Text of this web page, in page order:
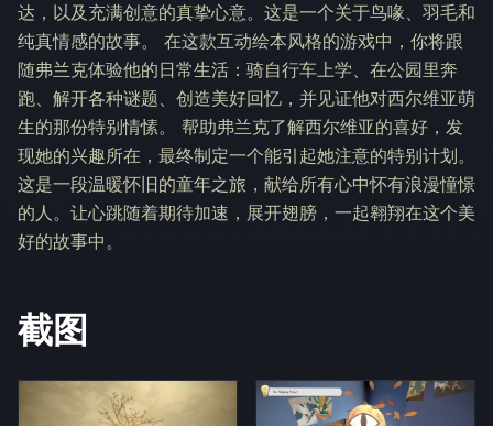
达，以及充满创意的真挚心意。这是一个关于鸟喙、羽毛和
纯真情感的故事。 在这款互动绘本风格的游戏中，你将跟
随弗兰克体验他的日常生活：骑自行车上学、在公园里奔
跑、解开各种谜题、创造美好回忆，并见证他对西尔维亚萌
生的那份特别情愫。 帮助弗兰克了解西尔维亚的喜好，发
现她的兴趣所在，最终制定一个能引起她注意的特别计划。
这是一段温暖怀旧的童年之旅，献给所有心中怀有浪漫憧憬
的人。让心跳随着期待加速，展开翅膀，一起翱翔在这个美
好的故事中。
截图